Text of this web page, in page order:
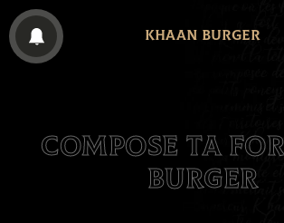
KHAAN BURGER
Compose ta
Burger